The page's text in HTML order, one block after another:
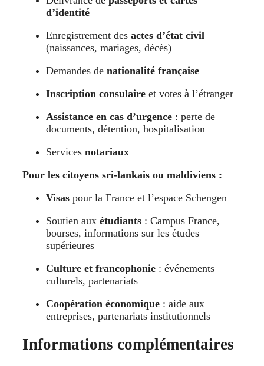
d’identité
Enregistrement des actes d’état civil
(naissances, mariages, décès)
Demandes de nationalité française
Inscription consulaire et votes à l’étranger
Assistance en cas d’urgence : perte de
documents, détention, hospitalisation
Services notariaux
Pour les citoyens sri-lankais ou maldiviens :
Visas pour la France et l’espace Schengen
Soutien aux étudiants : Campus France,
bourses, informations sur les études
supérieures
Culture et francophonie : événements
culturels, partenariats
Coopération économique : aide aux
entreprises, partenariats institutionnels
Informations complémentaires